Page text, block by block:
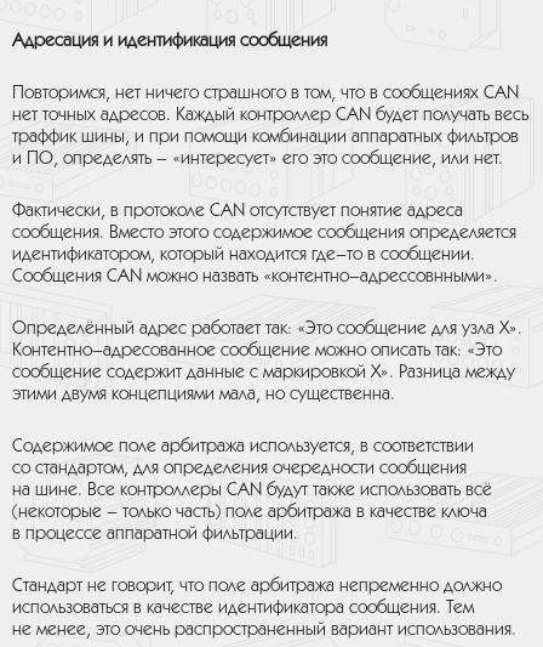
Адресация и идентификация сообщения
Повторимся, нет ничего страшного в том, что в сообщениях CAN
нет точных адресов. Каждый контроллер CAN будет получать весь
траффик шины, и при помощи комбинации аппаратных фильтров
и ПО, определять – «интересует» его это сообщение, или нет.
Фактически, в протоколе CAN отсутствует понятие адреса
сообщения. Вместо этого содержимое сообщения определяется
идентификатором, который находится где–то в сообщении.
Сообщения CAN можно назвать «контентно–адрессовнными».
Определённый адрес работает так: «Это сообщение для узла X».
Контентно–адресованное сообщение можно описать так: «Это
сообщение содержит данные с маркировкой X». Разница между
этими двумя концепциями мала, но существенна.
Содержимое поле арбитража используется, в соответствии
со стандартом, для определения очередности сообщения
на шине. Все контроллеры CAN будут также использовать всё
(некоторые – только часть) поле арбитража в качестве ключа
в процессе аппаратной фильтрации.
Стандарт не говорит, что поле арбитража непременно должно
использоваться в качестве идентификатора сообщения. Тем
не менее, это очень распространенный вариант использования.